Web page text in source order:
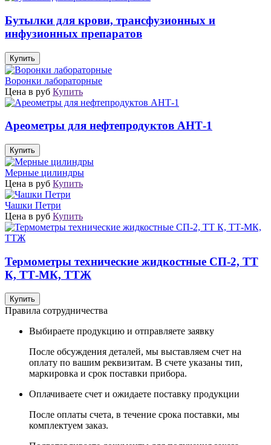
Бутылки для крови, трансфузионных и
инфузионных препаратов
Купить
Воронки лабораторные
Цена в руб Купить
Ареометры для нефтепродуктов АНТ-1
Купить
Мерные цилиндры
Цена в руб Купить
Чашки Петри
Цена в руб Купить
Термометры технические жидкостные СП-2, ТТ
К, ТТ-МК, ТТЖ
Купить
Правила сотрудничества
Выбираете продукцию и отправляете заявку
После обсуждения деталей, мы выставляем счет на
оплату по вашим реквизитам. В счете указаны тип,
маркировка и срок поставки прибора.
Оплачиваете счет и ожидаете поставку продукции
После оплаты счета, в течение срока поставки, мы
комплектуем заказ.